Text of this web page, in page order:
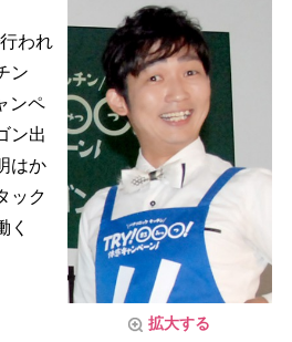
拡大する
われ
ン
ンペ
ン出
はか
ック
く